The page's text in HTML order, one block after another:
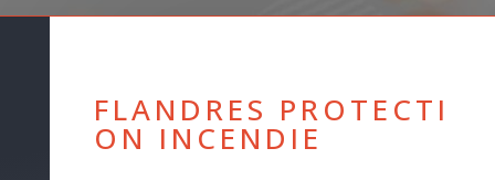
FLANDRES PROTECTI
ON INCENDIE